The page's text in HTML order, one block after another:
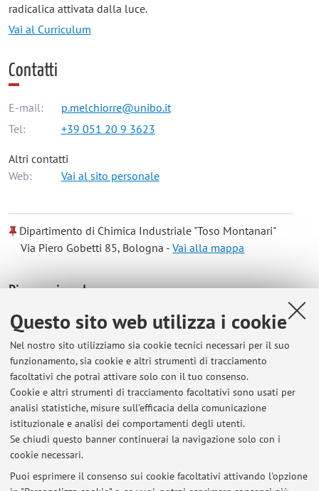
Questo sito web utilizza i cookie
Nel nostro sito utilizziamo sia cookie tecnici necessari per il suo
funzionamento, sia cookie e altri strumenti di tracciamento
facoltativi che potrai attivare solo con il tuo consenso.
Cookie e altri strumenti di tracciamento facoltativi sono usati per
analisi statistiche, misure sull'efficacia della comunicazione
istituzionale e analisi dei comportamenti degli utenti.
Se chiudi questo banner continuerai la navigazione solo con i
cookie necessari.
Puoi esprimere il consenso sui cookie facoltativi attivando l'opzione
radicalica attivata dalla luce.
Vai al Curriculum
Contatti
E-mail:
p.melchiorre@unibo.it
Tel:
+39 051 20 9 3623
Altri contatti
Web:
Vai al sito personale
Dipartimento di Chimica Industriale "Toso Montanari"
Via Piero Gobetti 85, Bologna -Vai alla mappa
Risorse in rete
ORCID
Orario di ricevimento
Tutti i giorni, previo appuntamento (e-mail:
p.melchiorre@unibo.it)